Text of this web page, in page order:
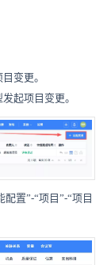
变更。
起项目变更。
配置”-“项目”-“项目